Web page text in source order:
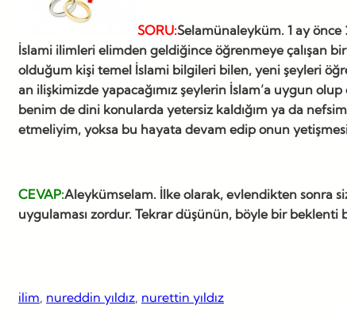
SORU:Selamünaleyküm. 1 ay
İslami ilimleri elimden geldiğince öğrenmeye çalışan
olduğum kişi temel İslami bilgileri bilen, yeni şeyleri
an ilişkimizde yapacağımız şeylerin İslam’a uygun
benim de dini konularda yetersiz kaldığım ya da
etmeliyim, yoksa bu hayata devam edip onun
CEVAP:Aleykümselam. İlke olarak, evlendikten sonra
uygulaması zordur. Tekrar düşünün, böyle bir beklenti
ilim, nureddin yıldız, nurettin yıldız